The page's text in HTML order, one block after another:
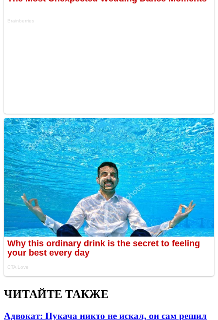
ЧИТАЙТЕ ТАКЖЕ
Адвокат: Пукача никто не искал, он сам решил